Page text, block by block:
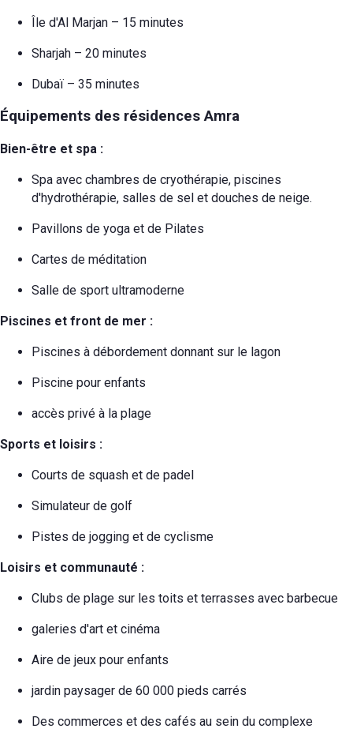
Île d'Al Marjan – 15 minutes
Sharjah – 20 minutes
Dubaï – 35 minutes
Équipements des résidences Amra
Bien-être et spa :
Spa avec chambres de cryothérapie, piscines
d'hydrothérapie, salles de sel et douches de neige.
Pavillons de yoga et de Pilates
Cartes de méditation
Salle de sport ultramoderne
Piscines et front de mer :
Piscines à débordement donnant sur le lagon
Piscine pour enfants
accès privé à la plage
Sports et loisirs :
Courts de squash et de padel
Simulateur de golf
Pistes de jogging et de cyclisme
Loisirs et communauté :
Clubs de plage sur les toits et terrasses avec barbecue
galeries d'art et cinéma
Aire de jeux pour enfants
jardin paysager de 60 000 pieds carrés
Des commerces et des cafés au sein du complexe